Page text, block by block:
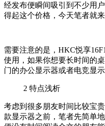
经发布便瞬间吸引到不少用
得起这个价格，今天笔者就
需要注意的是，HKC悦享
使用，如果你想要长时间的
门的办公显示器或者电竞显
2 特点浅析
考虑到很多朋友时间比较宝
款显示器之前，笔者先简单